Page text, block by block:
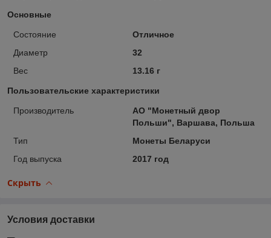
Основные
Состояние
Отличное
Диаметр
32
Вес
13.16 г
Пользовательские характеристики
Производитель
АО "Монетный двор
Польши", Варшава, Польша
Тип
Монеты Беларуси
Год выпуска
2017 год
Скрыть
Условия доставки